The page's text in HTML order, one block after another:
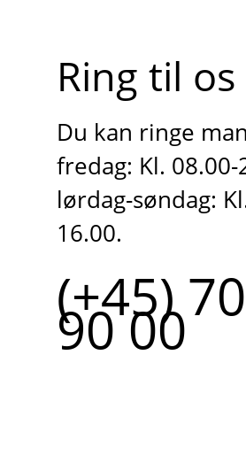
Ring til os
Du kan ringe
fredag: Kl. 08.00-
lørdag-søndag:
16.00.
(+45)
90 00